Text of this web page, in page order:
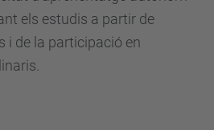
els estudis a partir de
i de la participació en